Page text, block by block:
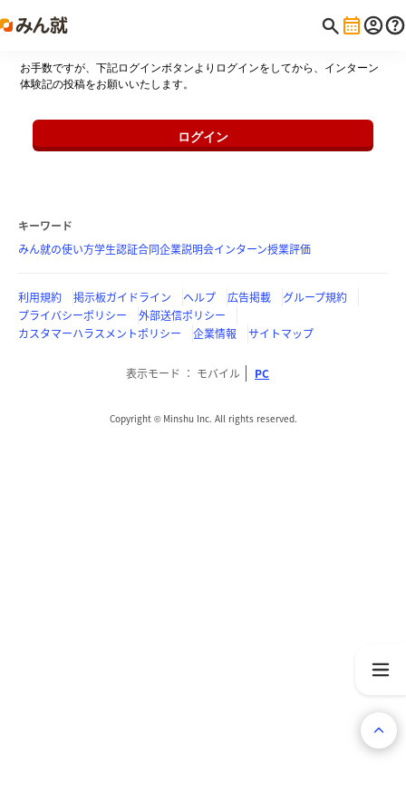
お手数ですが、下記ログインボタンよりログインをしてから、インターン
体験記の投稿をお願いいたします。
ログイン
キーワード
みん就の使い方学生認証合同企業説明会インターン授業評価
利用規約 掲示板ガイドライン ヘルプ 広告掲載
グループ規約
プライバシーポリシー
外部送信ポリシー
カスタマーハラスメントポリシー
企業情報 サイトマップ
表示モード モバイル PC
Copyright © Minshu Inc. All rights reserved.